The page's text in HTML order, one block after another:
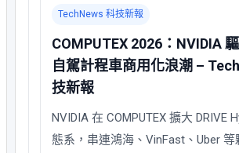
TechNews 科技新報
COMPUTEX 2026：NVIDIA
自駕計程車商用化浪潮 –
技新報
NVIDIA 在 COMPUTEX 擴大 DRIVE
態系，串連鴻海、VinFast、Uber